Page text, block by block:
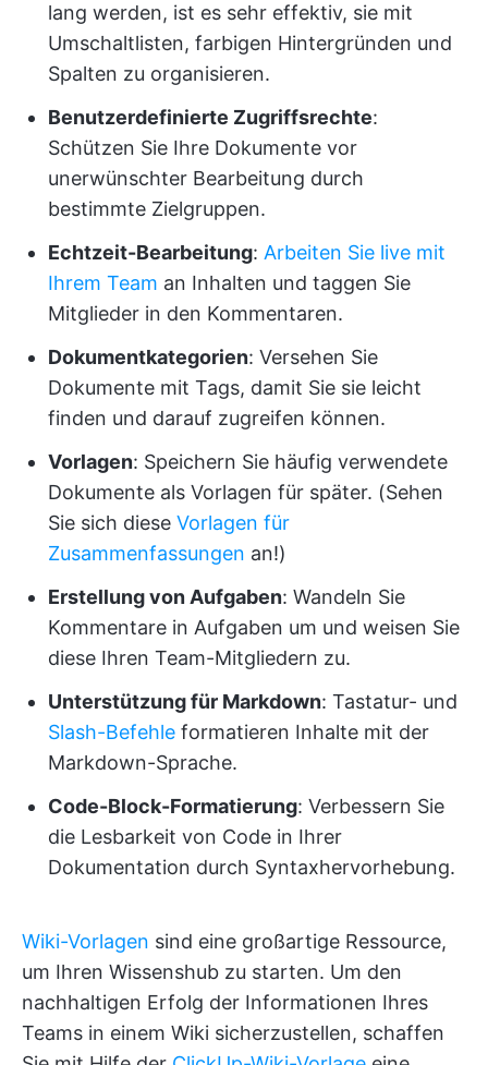
lang werden, ist es sehr effektiv, sie mit
Umschaltlisten, farbigen Hintergründen und
Spalten zu organisieren.
Benutzerdefinierte Zugriffsrechte:
Schützen Sie Ihre Dokumente vor
unerwünschter Bearbeitung durch
bestimmte Zielgruppen.
Echtzeit-Bearbeitung: Arbeiten Sie live mit
Ihrem Team an Inhalten und taggen Sie
Mitglieder in den Kommentaren.
Dokumentkategorien: Versehen Sie
Dokumente mit Tags, damit Sie sie leicht
finden und darauf zugreifen können.
Vorlagen: Speichern Sie häufig verwendete
Dokumente als Vorlagen für später. (Sehen
Sie sich diese Vorlagen für
Zusammenfassungen an!)
Erstellung von Aufgaben: Wandeln Sie
Kommentare in Aufgaben um und weisen Sie
diese Ihren Team-Mitgliedern zu.
Unterstützung für Markdown: Tastatur- und
Slash-Befehle formatieren Inhalte mit der
Markdown-Sprache.
Code-Block-Formatierung: Verbessern Sie
die Lesbarkeit von Code in Ihrer
Dokumentation durch Syntaxhervorhebung.
Wiki-Vorlagen sind eine großartige Ressource,
um Ihren Wissenshub zu starten. Um den
nachhaltigen Erfolg der Informationen Ihres
Teams in einem Wiki sicherzustellen, schaffen